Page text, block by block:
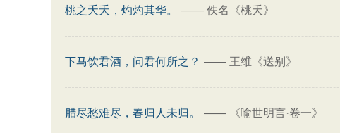
桃之夭夭，灼灼其华。 —— 佚名《桃夭》
下马饮君酒，问君何所之？ —— 王维《送别》
腊尽愁难尽，春归人未归。 —— 《喻世明言·卷一》